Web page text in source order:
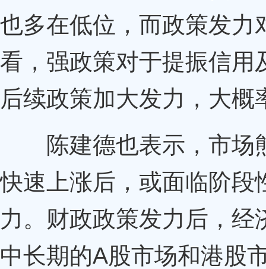
也多在低位，而政策发力
看，强政策对于提振信用
后续政策加大发力，大
陈建德也表示，市场
快速上涨后，或面临阶段
力。财政政策发力后，
中长期的A股市场和港股